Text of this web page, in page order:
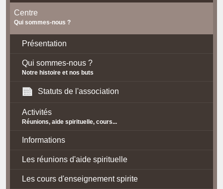
Centre
Qui sommes-nous ?
Présentation
Qui sommes-nous ?
Notre histoire et nos buts
Statuts de l'association
Activités
Réunions, aide spirituelle, cours...
Informations
Les réunions d'aide spirituelle
Les cours d'enseignement spirite